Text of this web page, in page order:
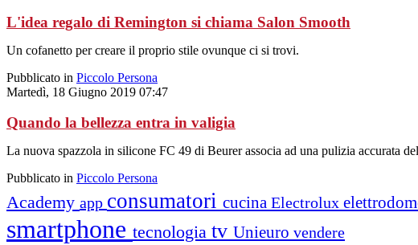
L'idea regalo di Remington si chiama Salon Smooth
Un cofanetto per creare il proprio stile ovunque ci si trovi.
Pubblicato in Piccolo Persona
Martedì, 18 Giugno 2019 07:47
Quando la bellezza entra in valigia
La nuova spazzola in silicone FC 49 di Beurer associa ad una pulizia accurata
Pubblicato in Piccolo Persona
Academy app consumatori cucina Electrolux
smartphone tecnologia tv Unieuro vendere